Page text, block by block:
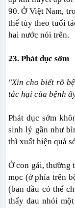
90. Ở Việt Nam,
thể tùy theo tuổi
hai nước nói trên.
23. Phát dục sớm
"Xin cho biết rõ
tác hại của bệnh
Phát dục sớm
sinh lý gần như
thì xuất hiện quả
Ở con gái, thường
mọc (ở phía trên
(ban đầu có thể
thấy đau nhói